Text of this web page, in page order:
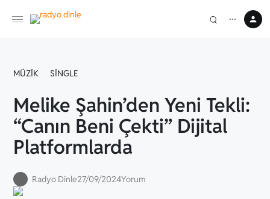
⋯
MÜZIK SINGLE
Melike Şahin’den Yeni Tekli:
“Canın Beni Çekti” Dijital
Platformlarda
Radyo Dinle27/09/2024Yorum